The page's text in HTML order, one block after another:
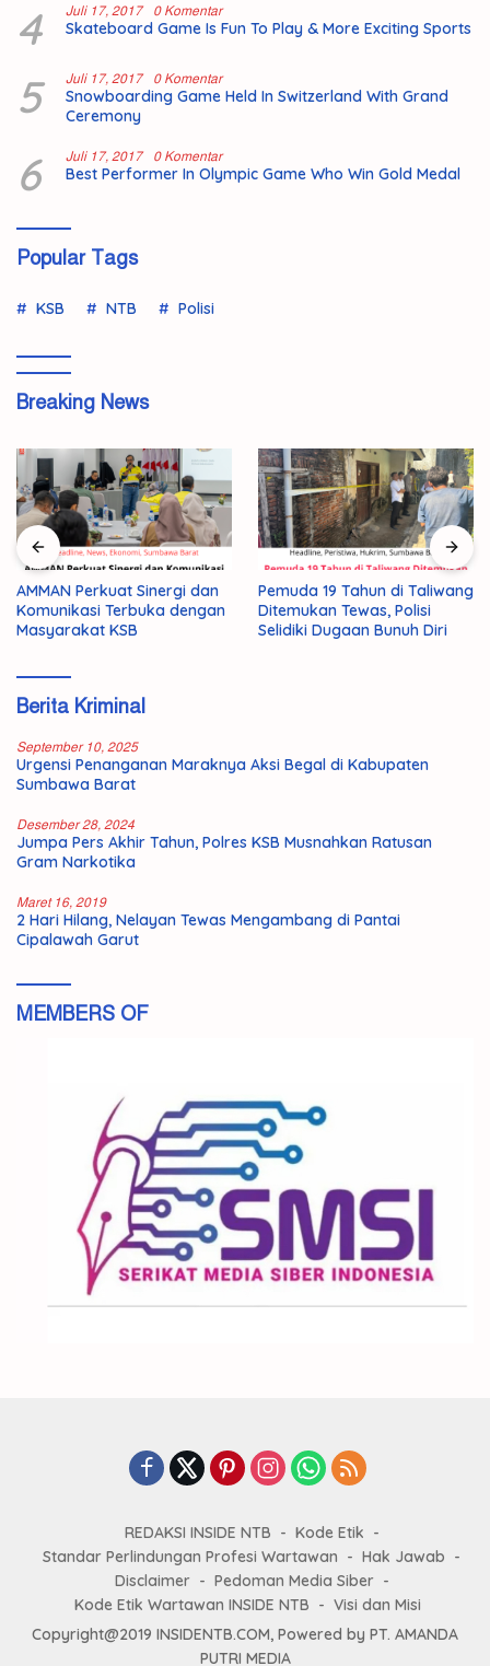
4 Juli 17, 2017 0 Komentar
Skateboard Game Is Fun To Play & More Exciting Sports
5 Juli 17, 2017 0 Komentar
Snowboarding Game Held In Switzerland With Grand
Ceremony
6 Juli 17, 2017 0 Komentar
Best Performer In Olympic Game Who Win Gold Medal
Popular Tags
KSB NTB Polisi
Breaking News
AMMAN Perkuat Sinergi dan
Komunikasi Terbuka dengan
Masyarakat KSB
Pemuda 19 Tahun di Taliwang
Ditemukan Tewas, Polisi
Selidiki Dugaan Bunuh Diri
Berita Kriminal
September 10, 2025
Urgensi Penanganan Maraknya Aksi Begal di Kabupaten
Sumbawa Barat
Desember 28, 2024
Jumpa Pers Akhir Tahun, Polres KSB Musnahkan Ratusan
Gram Narkotika
Maret 16, 2019
2 Hari Hilang, Nelayan Tewas Mengambang di Pantai
Cipalawah Garut
MEMBERS OF
REDAKSI INSIDE NTB
Kode Etik
Standar Perlindungan Profesi Wartawan
Hak Jawab
Disclaimer
Pedoman Media Siber
Kode Etik Wartawan INSIDE NTB
Visi dan Misi
Copyright@2019 INSIDENTB.COM, Powered by PT. AMANDA
PUTRI MEDIA